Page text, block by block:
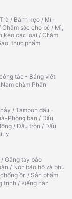
Trà / Bánh kẹo / Mì -
/ Chăm sóc cho bé / Mì,
kẹo các loại / Chăm
thực phẩm
tác - Bảng viết
châm,Phấn
/ Tampon dấu -
Phòng ban / Dấu
/ Dấu tròn / Dấu
/ Găng tay bảo
/ Nón bảo hộ và phụ
ồn / Sản phẩm
trình / Kiếng hàn